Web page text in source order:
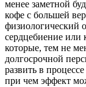
менее заметной
кофе с большей
физиологический
сердцебиение или
которые, тем не
долгосрочной
развить в
при чем эффект